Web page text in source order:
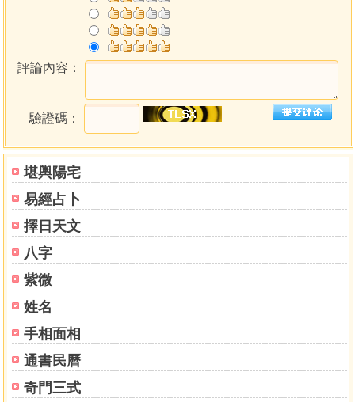
堪輿陽宅
易經占卜
擇日天文
八字
紫微
姓名
手相面相
通書民曆
奇門三式
十八籤‧乙辛
二十一籤丙甲
二十二籤丙乙
二十三籤丙丙
二十四籤丙丁
二十五籤丙戊
二十六籤丙己
二十七籤丙庚
二十八籤丙辛
二十九籤丙壬
三十‧籤丙癸
三十一籤丁甲
三十二籤丁乙
三十三籤丁丙
三十四籤丁丁
三十五籤丁戊
評論內容：
驗證碼：